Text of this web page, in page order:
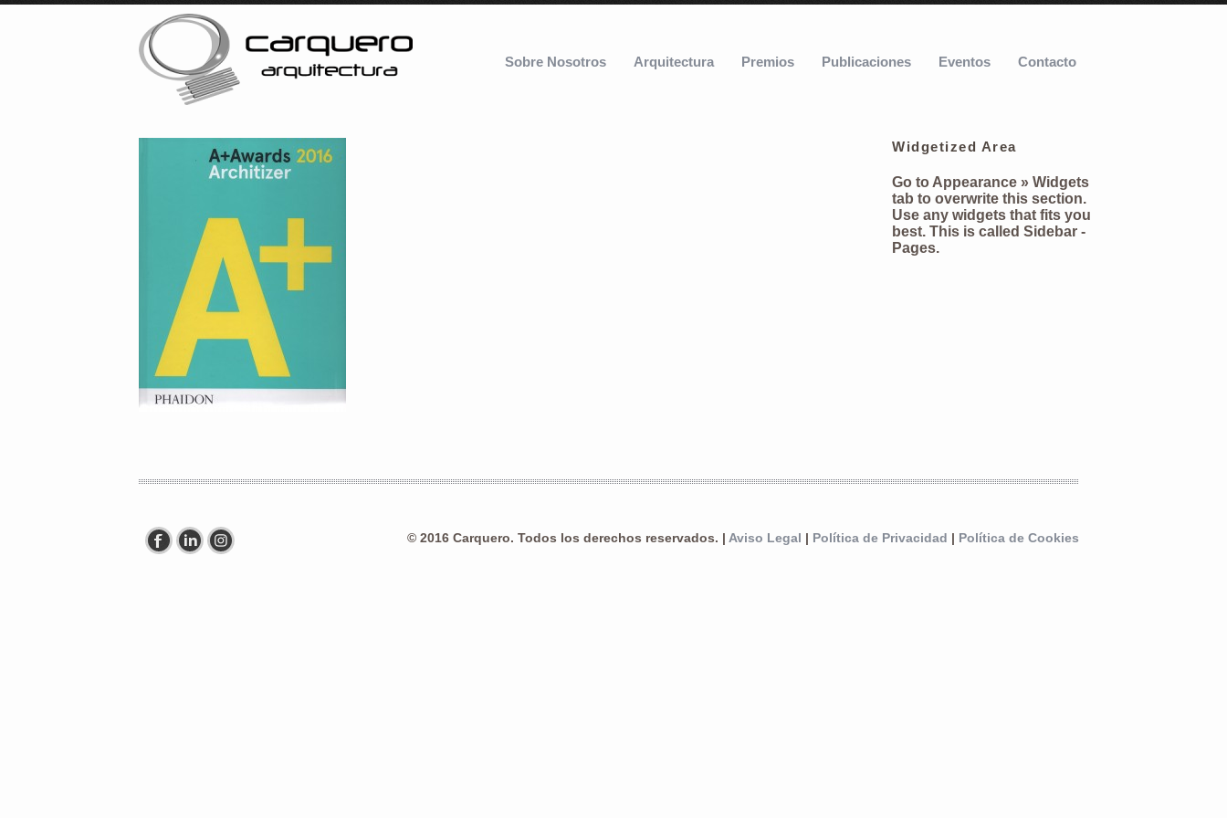
Sobre Nosotros Arquitectura Premios Publicaciones Eventos Contacto
Widgetized Area
Go to Appearance » Widgets
tab to overwrite this section.
Use any widgets that fits you
best. This is called Sidebar -
Pages.
© 2016 Carquero. Todos los derechos reservados. | Aviso Legal Política de Privacidad Política de Cookies